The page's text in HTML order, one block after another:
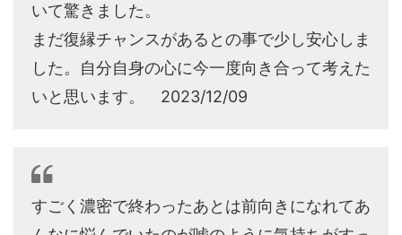
いて驚きました。
まだ復縁チャンスがあるとの事で少し安心しま
した。自分自身の心に今一度向き合って考えた
いと思います。 2023/12/09
すごく濃密で終わったあとは前向きになれてあ